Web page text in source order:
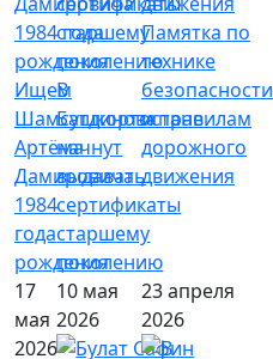
Ищем
Шамсутдинова
Артёма
Дамировича
1984
года
рождения
В
Башкортостане
начнут
выдавать
сертификаты
старшему
поколению
Памятка по
технике
безопасности
и правилам
дорожного
движения
17
мая
2026
10 мая
2026
23 апреля
2026